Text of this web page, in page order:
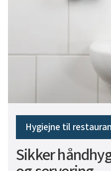
Hygiejne til
Sikker